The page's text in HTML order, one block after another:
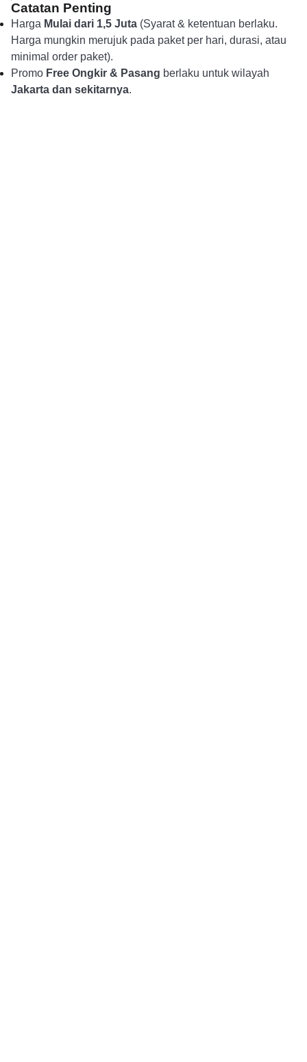
Catatan Penting
Harga Mulai dari 1,5 Juta (Syarat & ketentuan berlaku.
Harga mungkin merujuk pada paket per hari, durasi, atau
minimal order paket).
Promo Free Ongkir & Pasang berlaku untuk wilayah
Jakarta dan sekitarnya.